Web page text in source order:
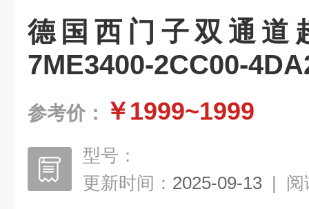
德国西门子双通道
7ME3400-2CC00-
参考价： ￥1999~1999
型号：
更新时间： 2025-09-13 | 阅